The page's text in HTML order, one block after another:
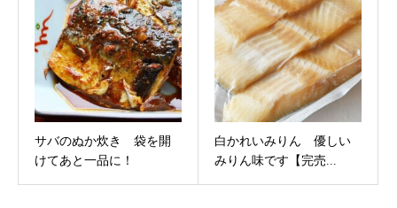
サバのぬか炊き 袋を開
けてあと一品に！
白かれいみりん 優しい
みりん味です【完売...